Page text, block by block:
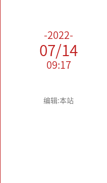
-2022-
07/14
09:17
编辑:本站